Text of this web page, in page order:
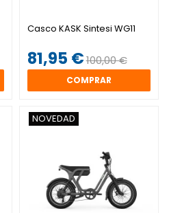
Casco KASK Sintesi WG11
81,95 €100,00 €
COMPRAR
NOVEDAD